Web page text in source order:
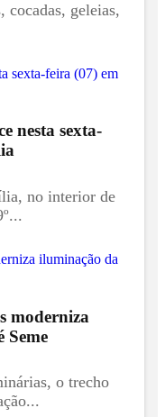
cocadas, geleias,
nesta sexta-
no interior de
moderniza
Seme
o trecho